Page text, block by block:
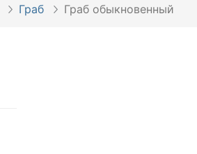
Граб Граб обыкновенный